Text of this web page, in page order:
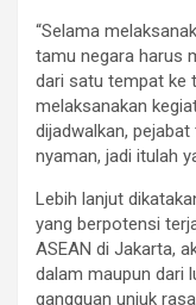
“Selama
tamu negara harus
dari satu tempat ke
melaksanakan
dijadwalkan,
nyaman, jadi itulah
Lebih lanjut
yang berpotensi
ASEAN di Jakarta,
dalam maupun dari
gangguan unjuk